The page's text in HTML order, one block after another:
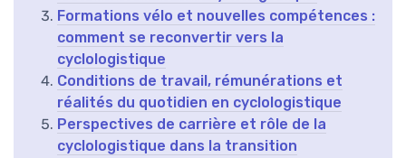
Formations vélo et nouvelles compétences :
comment se reconvertir vers la
cyclologistique
Conditions de travail, rémunérations et
réalités du quotidien en cyclologistique
Perspectives de carrière et rôle de la
cyclologistique dans la transition